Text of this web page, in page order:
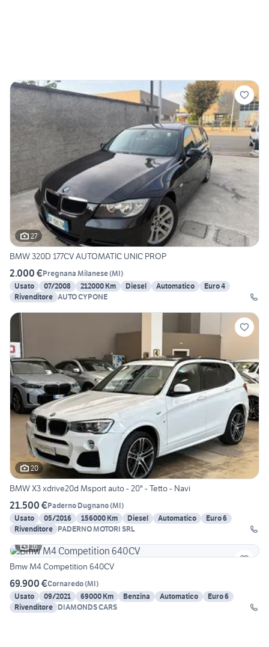
27
BMW 320D 177CV AUTOMATIC UNIC PROP
2.000 €Pregnana Milanese(MI)
Usato
07/2008 212000 Km Diesel Automatico
Euro 4
Rivenditore AUTO CYPONE
20
BMW X3 xdrive20d Msport auto - 20" - Tetto - Navi
21.500 €Paderno Dugnano(MI)
Usato
05/2016 156000 Km Diesel Automatico
Euro 6
Rivenditore PADERNO MOTORI SRL
16
Bmw M4 Competition 640CV
69.900 €Cornaredo(MI)
Usato
09/2021 69000 Km Benzina Automatico
Euro 6
Rivenditore DIAMONDS CARS